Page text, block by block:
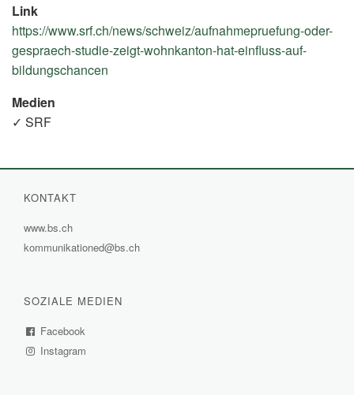
Link
https://www.srf.ch/news/schweiz/aufnahmepruefung-oder-
gespraech-studie-zeigt-wohnkanton-hat-einfluss-auf-
bildungschancen
Medien
✓ SRF
KONTAKT
www.bs.ch
Link)
kommunikationed@bs.ch
SOZIALE MEDIEN
Facebook
Instagram